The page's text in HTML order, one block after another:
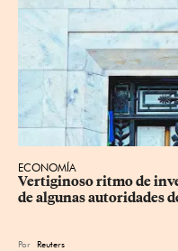
ECONOMÍA
Vertiginoso ritmo de
de algunas autoridades
Por Reuters